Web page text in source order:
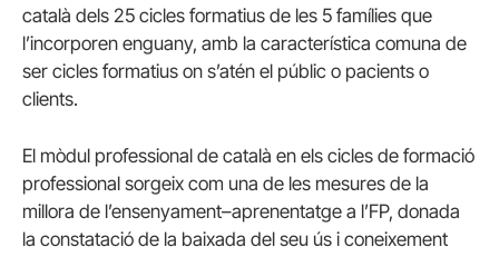
català dels 25 cicles formatius de les 5 famílies que
l’incorporen enguany, amb la característica comuna de
ser cicles formatius on s’atén el públic o pacients o
clients.
El mòdul professional de català en els cicles de formació
professional sorgeix com una de les mesures de la
millora de l’ensenyament–aprenentatge a l’FP, donada
la constatació de la baixada del seu ús i coneixement